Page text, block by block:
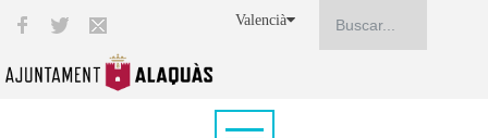
Valencià